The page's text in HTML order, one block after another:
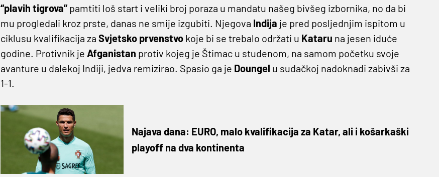
“plavih tigrova”pamtiti loš start i veliki broj poraza u mandatu našeg bivšeg izbornika, no da bi
mu progledali kroz prste, danas ne smije izgubiti. Njegova Indija je pred posljednjim ispitom u
ciklusu kvalifikacija za Svjetsko prvenstvokoje bi se trebalo održati u Kataru na jesen iduće
godine. Protivnik je Afganistan protiv kojeg je Štimac u studenom, na samom početku svoje
avanture u dalekoj Indiji, jedva remizirao. Spasio ga je Doungel u sudačkoj nadoknadi zabivši za
1-1.
Najava dana: EURO, malo kvalifikacija za Katar, ali i košarkaški
playoff na dva kontinenta